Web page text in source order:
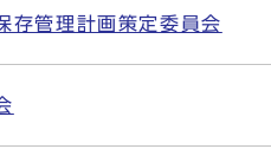
存管理計画策定委員会